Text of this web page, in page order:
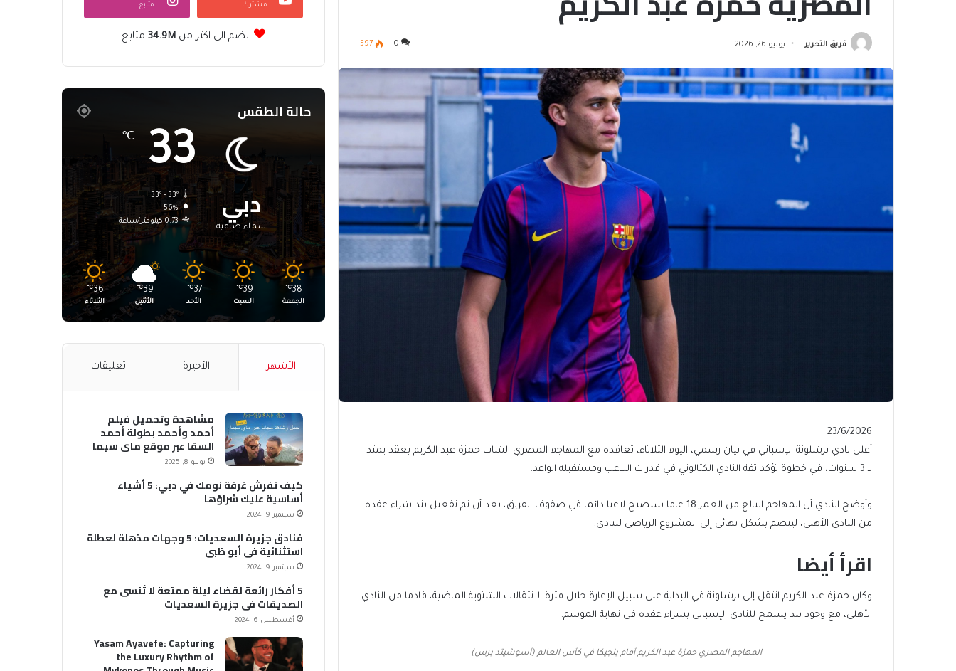
فريق التحرير يونيو 26, 2026 0
597
Published
On
23/6/2026
23/6/2026
أعلن نادي برشلونة الإسباني في بيان رسمي، اليوم الثلاثاء، تعاقده مع المهاجم المصري الشاب حمزة عبد الكريم بعقد يمتد
لـ 3 سنوات، في خطوة تؤكد ثقة النادي الكتالوني في قدرات اللاعب ومستقبله الواعد.
وأوضح النادي أن المهاجم البالغ من العمر 18 عاما سيصبح لاعبا دائما في صفوف الفريق، بعد أن تم تفعيل بند شراء عقده
من النادي الأهلي، لينضم بشكل نهائي إلى المشروع الرياضي للنادي.
اقرأ أيضا
list
of
end
of
وكان حمزة عبد الكريم انتقل إلى برشلونة في البداية على سبيل الإعارة خلال فترة الانتقالات الشتوية الماضية، قادما من النادي
الأهلي، مع وجود بند يسمح للنادي الإسباني بشراء عقده في نهاية الموسم.
المهاجم المصري حمزة عبد الكريم أمام بلجيكا في كأس العالم (أسوشيتد برس)
مشترك متابع
انضم الى اكثر من34.9M متابع
حالة الطقس
دبي
سماء صافية
33
℃
33º - 33º
56%
0.73 كيلومتر/ساعة
38
℃
الجمعة
39
℃
السبت
37
℃
الأحد
39
℃
الأثنين
36
℃
الثلاثاء
الأشهر الأخيرة تعليقات
مشاهدة وتحميل فيلم
أحمد وأحمد بطولة أحمد
السقا عبر موقع ماي سيما
MyCima (وي سيما WeCima)
يوليو 8, 2025
كيف تفرش غرفة نومك في دبي: 5 أشياء
أساسية عليك شراؤها
سبتمبر 9, 2024
فنادق جزيرة السعديات: 5 وجهات مذهلة لعطلة
استثنائية في أبو ظبي
سبتمبر 9, 2024
5 أفكار رائعة لقضاء ليلة ممتعة لا تُنسى مع
الصديقات في جزيرة السعديات
أغسطس 6, 2024
Yasam Ayavefe: Capturing
the Luxury Rhythm of